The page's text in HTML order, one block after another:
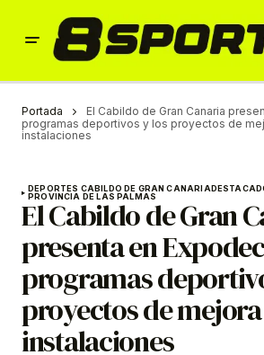
Portada
El Cabildo de Gran Canaria
programas deportivos y los proyectos de
instalaciones
DEPORTES CABILDO DE GRAN CANARIA
PROVINCIA DE LAS PALMAS
El Cabildo de Gran
presenta en
programas
proyectos de
instalaciones